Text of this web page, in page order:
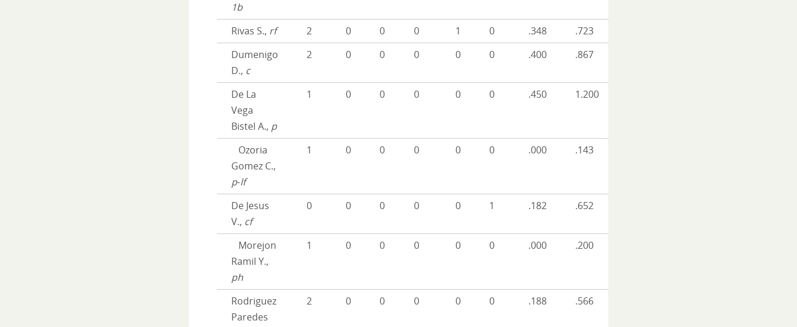
1b
Rivas S., rf 2 0 0 0 1 0 .348
.723
Dumenigo
D., c
2 0 0 0 0 0 .400 .867
De La
Vega
Bistel A., p
1 0 0 0 0 0 .450 1.200
Ozoria
Gomez C.,
p-lf
1 0 0 0 0 0 .000 .143
De Jesus
V., cf
0 0 0 0 0 1 .182 .652
Morejon
Ramil Y.,
ph
1 0 0 0 0 0 .000 .200
Rodriguez
Paredes
2 0 0 0 0 0 .188 .566